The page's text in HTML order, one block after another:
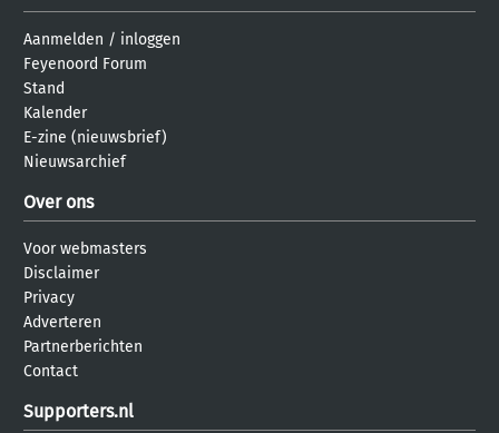
Aanmelden / inloggen
Feyenoord Forum
Stand
Kalender
E-zine (nieuwsbrief)
Nieuwsarchief
Over ons
Voor webmasters
Disclaimer
Privacy
Adverteren
Partnerberichten
Contact
Supporters.nl